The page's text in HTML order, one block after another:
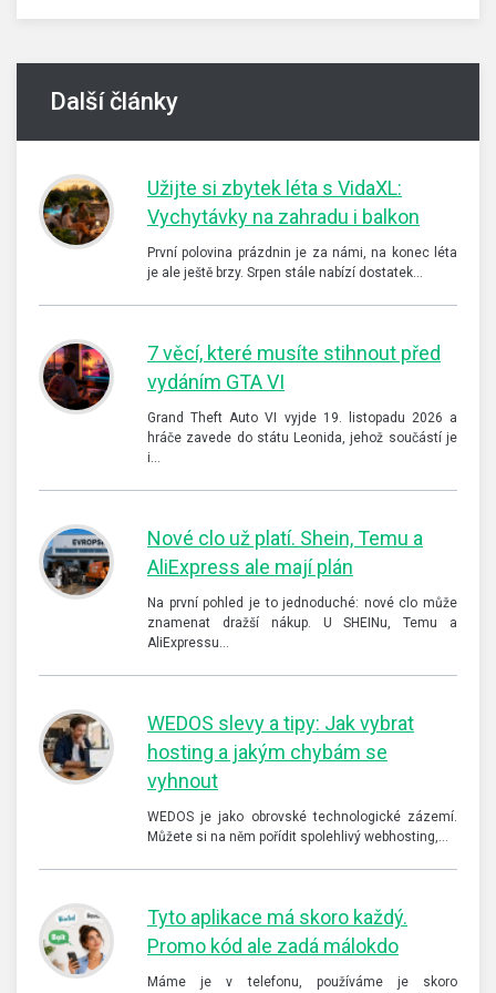
Další články
Užijte si zbytek léta s VidaXL:
Vychytávky na zahradu i balkon
První polovina prázdnin je za námi, na konec léta
je ale ještě brzy. Srpen stále nabízí dostatek…
7 věcí, které musíte stihnout před
vydáním GTA VI
Grand Theft Auto VI vyjde 19. listopadu 2026 a
hráče zavede do státu Leonida, jehož součástí je
i…
Nové clo už platí. Shein, Temu a
AliExpress ale mají plán
Na první pohled je to jednoduché: nové clo může
znamenat dražší nákup. U SHEINu, Temu a
AliExpressu…
WEDOS slevy a tipy: Jak vybrat
hosting a jakým chybám se
vyhnout
WEDOS je jako obrovské technologické zázemí.
Můžete si na něm pořídit spolehlivý webhosting,…
Tyto aplikace má skoro každý.
Promo kód ale zadá málokdo
Máme je v telefonu, používáme je skoro